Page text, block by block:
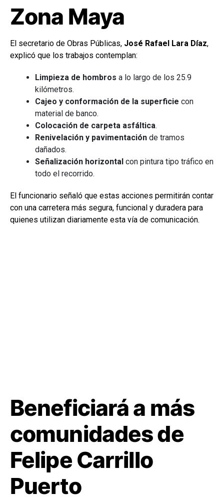
Zona Maya
El secretario de Obras Públicas, José Rafael Lara Díaz,
explicó que los trabajos contemplan:
Limpieza de hombros a lo largo de los 25.9
kilómetros.
Cajeo y conformación de la superficie con
material de banco.
Colocación de carpeta asfáltica.
Renivelación y pavimentación de tramos
dañados.
Señalización horizontal con pintura tipo tráfico en
todo el recorrido.
El funcionario señaló que estas acciones permitirán contar
con una carretera más segura, funcional y duradera para
quienes utilizan diariamente esta vía de comunicación.
Beneficiará a más
comunidades de
Felipe Carrillo
Puerto